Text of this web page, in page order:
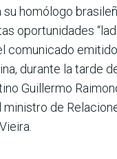
homólogo
oportunidades
comunicado
durante la tarde
Guillermo
de